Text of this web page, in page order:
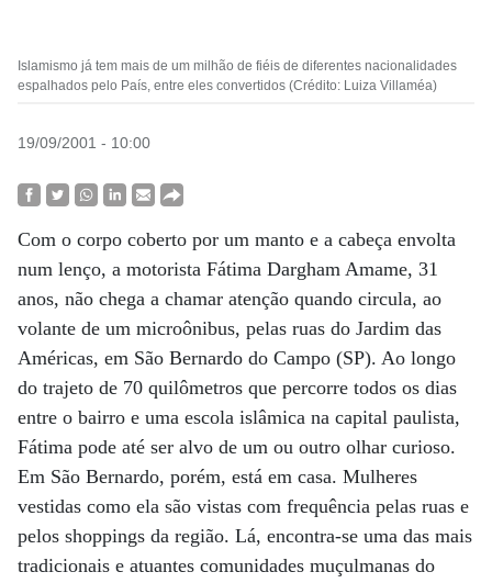
Islamismo já tem mais de um milhão de fiéis de diferentes nacionalidades
espalhados pelo País, entre eles convertidos (Crédito: Luiza Villaméa)
19/09/2001 - 10:00
Com o corpo coberto por um manto e a cabeça envolta
num lenço, a motorista Fátima Dargham Amame, 31
anos, não chega a chamar atenção quando circula, ao
volante de um microônibus, pelas ruas do Jardim das
Américas, em São Bernardo do Campo (SP). Ao longo
do trajeto de 70 quilômetros que percorre todos os dias
entre o bairro e uma escola islâmica na capital paulista,
Fátima pode até ser alvo de um ou outro olhar curioso.
Em São Bernardo, porém, está em casa. Mulheres
vestidas como ela são vistas com frequência pelas ruas e
pelos shoppings da região. Lá, encontra-se uma das mais
tradicionais e atuantes comunidades muçulmanas do